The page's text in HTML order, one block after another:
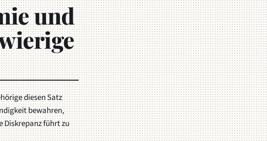
und
diesen Satz
bewahren,
Diskrepanz führt zu